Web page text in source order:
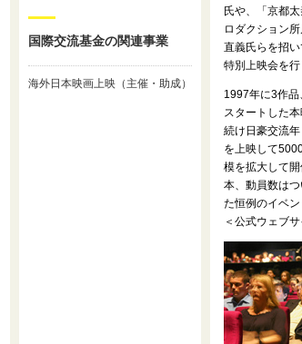
国際交流基金の関連事業
海外日本映画上映（主催・助成）
氏や、「京都
ロダクション
直義氏らを招
特別上映会を行
1997年に3作
スタートした
続け日豪交流
を上映して
模を拡大して
本、動員数は
た恒例のイベン
＜公式ウェブサ